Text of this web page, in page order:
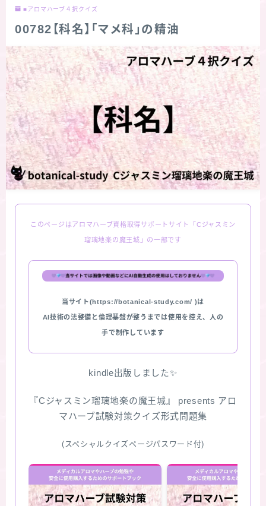
お問い合わせ
サイトマップ
■アロマハーブ４択クイズ
00782【科名】「マメ科」の精油
このページはアロマハーブ資格取得サポートサイト「Cジャスミン
瑠璃地楽の魔王城」の一部です
当サイト(https://botanical-study.com/ )は
AI技術の法整備と倫理基盤が整うまでは使用を控え、人の
手で制作しています
kindle出版しました✨
『Cジャスミン瑠璃地楽の魔王城』 presents アロ
マハーブ試験対策クイズ形式問題集
(スペシャルクイズページパスワード付)